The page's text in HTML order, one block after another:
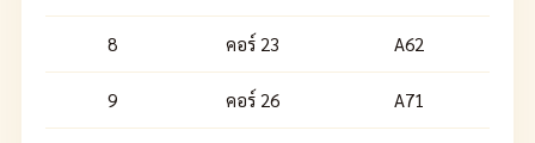
8 คอร์ 23 A62
9 คอร์ 26 A71